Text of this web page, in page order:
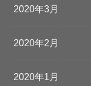
2020年3月
2020年2月
2020年1月